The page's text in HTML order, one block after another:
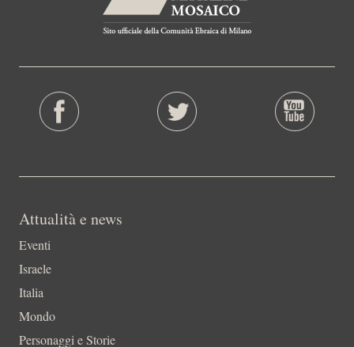
Attualità e news
Eventi
Israele
Italia
Mondo
Personaggi e Storie